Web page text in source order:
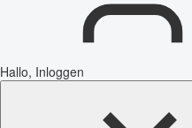
Hallo, Inloggen